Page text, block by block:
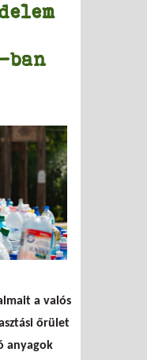
ban
a valós
őrület
anyagok